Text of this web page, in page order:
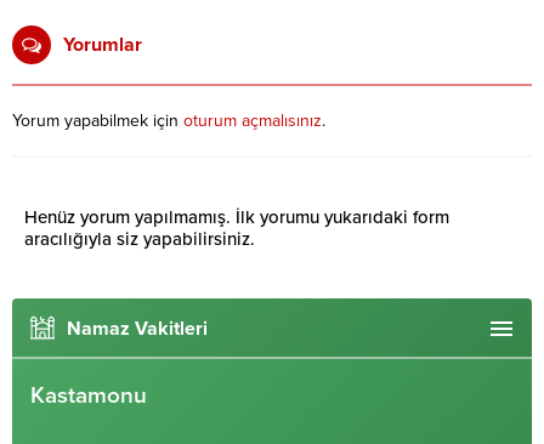
Yorumlar
Yorum yapabilmek için oturum açmalısınız.
Henüz yorum yapılmamış. İlk yorumu yukarıdaki form
aracılığıyla siz yapabilirsiniz.
Namaz Vakitleri
Kastamonu